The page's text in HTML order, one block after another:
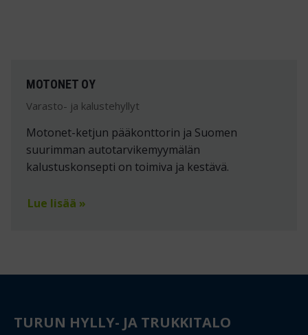
MOTONET OY
Varasto- ja kalustehyllyt
Motonet-ketjun pääkonttorin ja Suomen
suurimman autotarvikemyymälän
kalustuskonsepti on toimiva ja kestävä.
Lue lisää »
TURUN HYLLY- JA TRUKKITALO